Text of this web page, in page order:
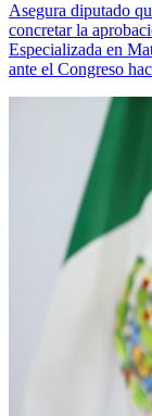
Asegura diputado
concretar la
Especializada en
ante el Congreso